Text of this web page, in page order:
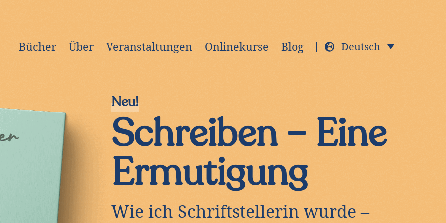
Bücher Über Veranstaltungen Onlinekurse Blog Deutsch
Neu!
Schreiben – Eine
Ermutigung
Wie ich Schriftstellerin wurde –